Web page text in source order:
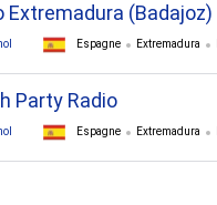
Extremadura (Badajoz)
Espagne Extremadura
Party Radio
Espagne Extremadura